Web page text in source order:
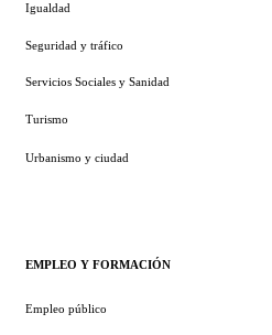
Igualdad
Seguridad y tráfico
Servicios Sociales y Sanidad
Turismo
Urbanismo y ciudad
EMPLEO Y FORMACIÓN
Empleo público